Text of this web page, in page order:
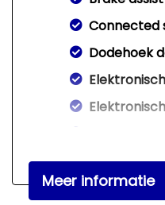
Connected
Dodehoek
Hoofd
Keyless
Meer informatie